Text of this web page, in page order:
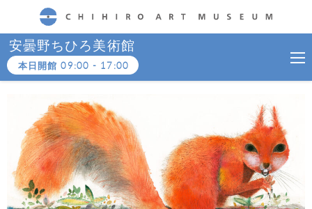
CHIHIRO ART MUSEUM
安曇野ちひろ美術館
本日開館09:00 - 17:00